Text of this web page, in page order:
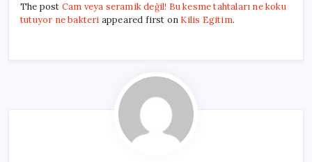
The post Cam veya seramik değil! Bu kesme tahtaları ne koku
tutuyor ne bakteri appeared first on Kilis Egitim.